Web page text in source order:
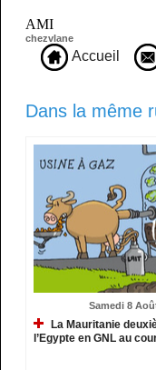
AMI
chezvlane
Accueil
Dans la même
Samedi 8
La Mauritanie
l’Egypte en GNL au